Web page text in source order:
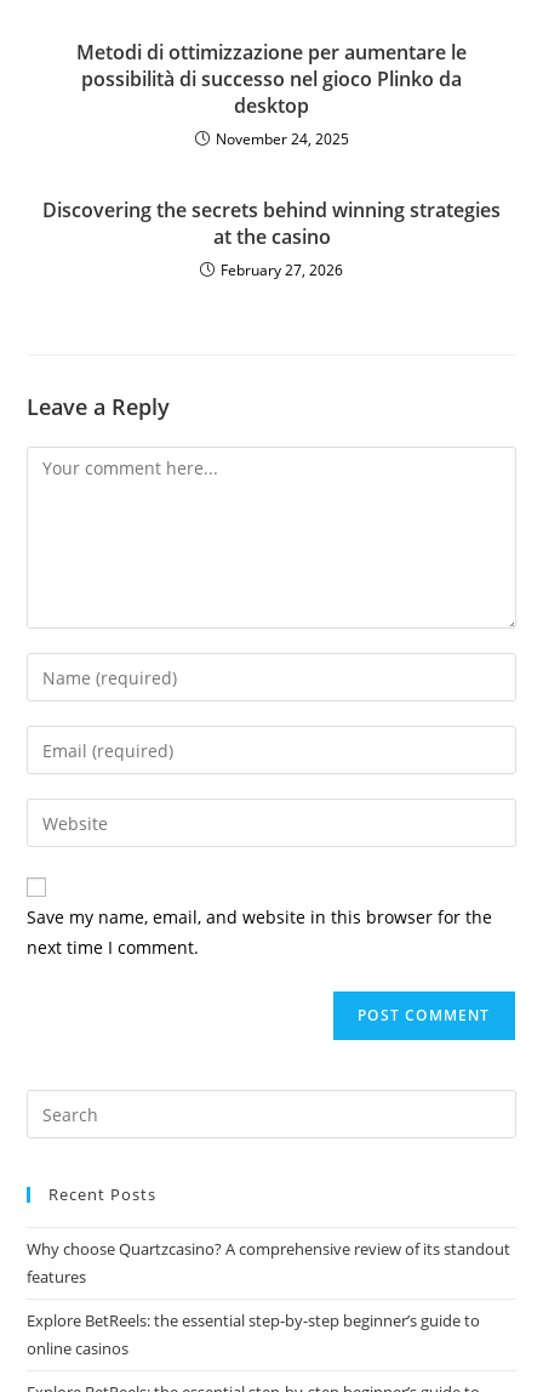
Metodi di ottimizzazione per aumentare le
possibilità di successo nel gioco Plinko da
desktop
November 24, 2025
Discovering the secrets behind winning strategies
at the casino
February 27, 2026
Leave a Reply
Save my name, email, and website in this browser for the
next time I comment.
Recent Posts
Why choose Quartzcasino? A comprehensive review of its standout
features
Explore BetReels: the essential step-by-step beginner’s guide to
online casinos